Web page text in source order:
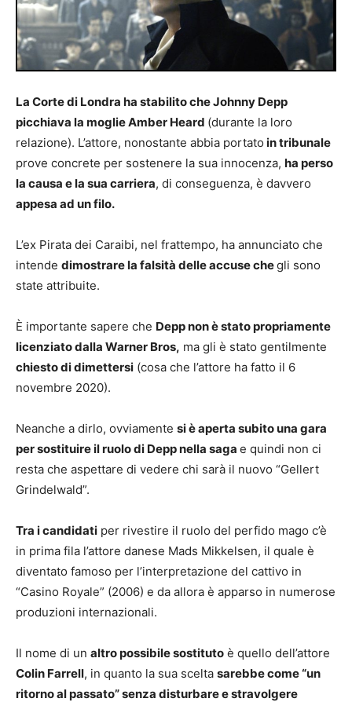
La Corte di Londra ha stabilito che Johnny Depp
picchiava la moglie Amber Heard (durante la loro
relazione). L’attore, nonostante abbia portato in tribunale
prove concrete per sostenere la sua innocenza, ha perso
la causa e la sua carriera, di conseguenza, è davvero
appesa ad un filo.
L’ex Pirata dei Caraibi, nel frattempo, ha annunciato che
intende dimostrare la falsità delle accuse chegli sono
state attribuite.
È importante sapere che Depp non è stato propriamente
licenziato dalla Warner Bros, ma gli è stato gentilmente
chiesto di dimettersi (cosa che l’attore ha fatto il 6
novembre 2020).
Neanche a dirlo, ovviamente si è aperta subito una gara
per sostituire il ruolo di Depp nella saga e quindi non ci
resta che aspettare di vedere chi sarà il nuovo “Gellert
Grindelwald”.
Tra i candidati per rivestire il ruolo del perfido mago c’è
in prima fila l’attore danese Mads Mikkelsen, il quale è
diventato famoso per l’interpretazione del cattivo in
“Casino Royale” (2006) e da allora è apparso in numerose
produzioni internazionali.
Il nome di un altro possibile sostituto è quello dell’attore
Colin Farrell, in quanto la sua scelta sarebbe come “un
ritorno al passato” senza disturbare e stravolgere